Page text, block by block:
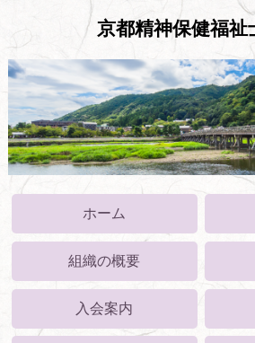
京都精神保健福祉
ホーム
組織の概要
入会案内